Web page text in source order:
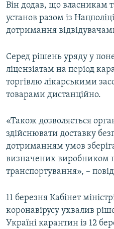
Він додав, що власникам
установ разом із
дотримання
Серед рішень уряду у
ліцензіатам на період
торгівлю лікарськими
товарами дистанційно.
«Також дозволяється
здійснювати доставку
дотриманням умов
визначених виробником
транспортування», –
11 березня Кабінет
коронавірусу ухвалив
Україні карантин із 12